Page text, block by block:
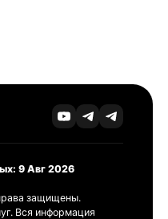
9 Авг 2026
защищены.
Вся информация